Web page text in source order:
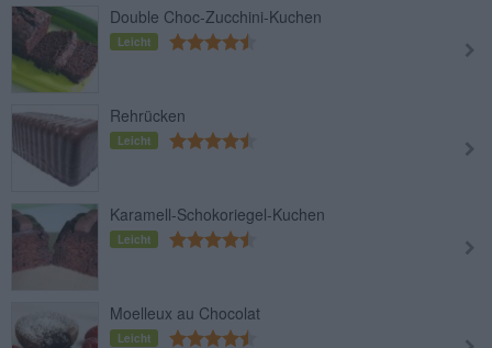
Double Choc-Zucchini-Kuchen
Leicht
Rehrücken
Leicht
Karamell-Schokoriegel-Kuchen
Leicht
Moelleux au Chocolat
Leicht